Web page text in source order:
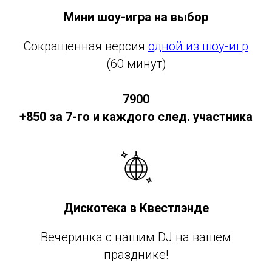
Мини шоу-игра на выбор
Сокращенная версия одной из шоу-игр
(60 минут)
7900
+850 за 7-го и каждого след. участника
Дискотека в Квестлэнде
Вечеринка с нашим DJ на вашем
празднике!